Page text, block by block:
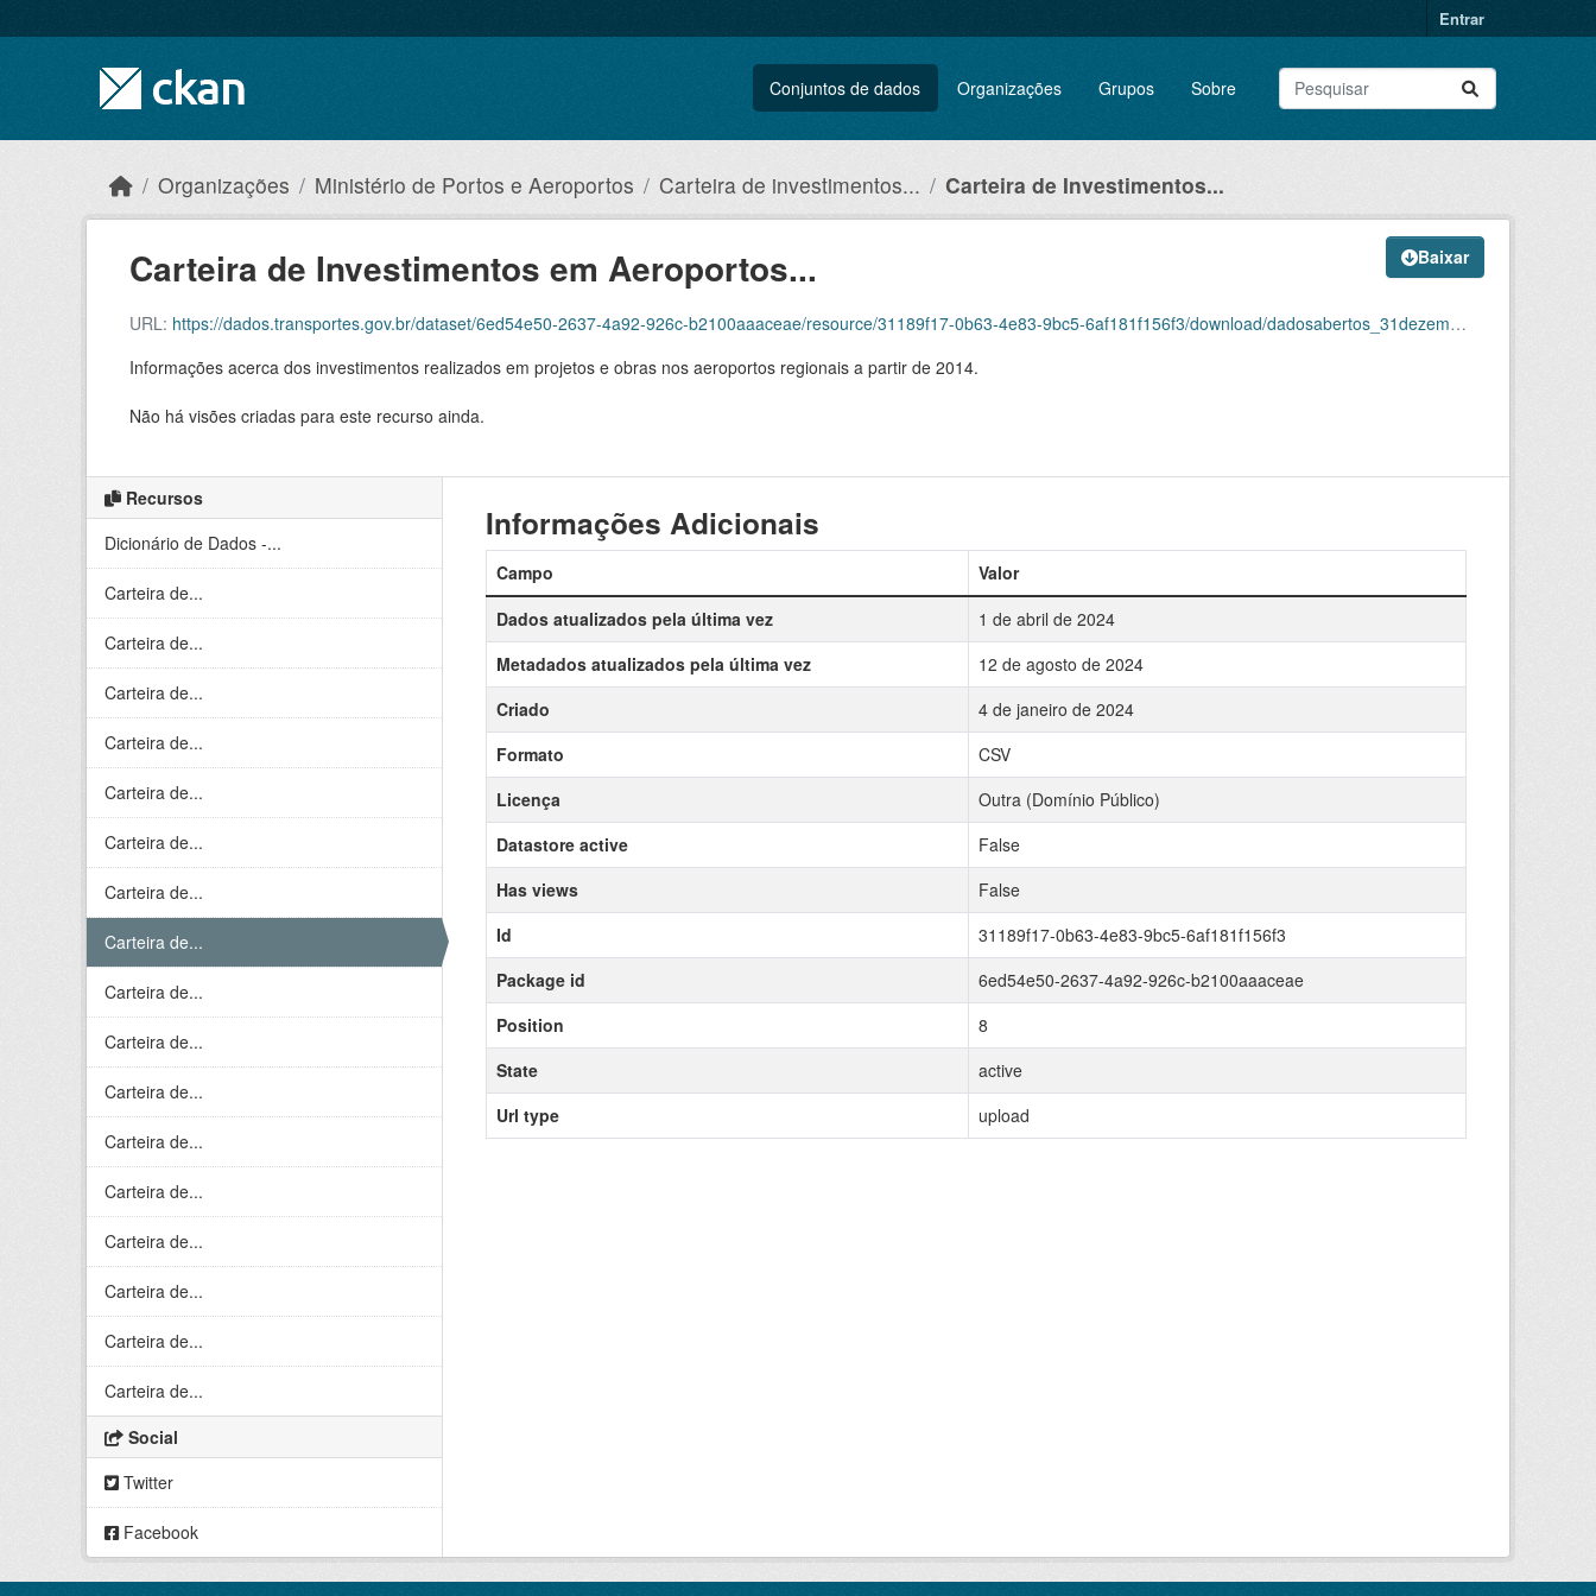
Entrar
Conjuntos de dados Organizações Grupos Sobre
Organizações Ministério de Portos e Aeroportos Carteira de investimentos... Carteira de Investimentos...
Baixar
Carteira de Investimentos em Aeroportos...
URL: https://dados.transportes.gov.br/dataset/6ed54e50-2637-4a92-926c-b2100aaaceae/resource/31189f17-0b63-4e83-9bc5-6af181f156f3/download/dadosabertos_31dezembro2023corrigido.csv
Informações acerca dos investimentos realizados em projetos e obras nos aeroportos regionais a partir de 2014.
Não há visões criadas para este recurso ainda.
Recursos
Dicionário de Dados -...
Carteira de...
Carteira de...
Carteira de...
Carteira de...
Carteira de...
Carteira de...
Carteira de...
Carteira de...
Carteira de...
Carteira de...
Carteira de...
Carteira de...
Carteira de...
Carteira de...
Carteira de...
Carteira de...
Carteira de...
Social
Twitter
Facebook
Informações Adicionais
Campo
Valor
Dados atualizados pela última vez
1 de abril de 2024
Metadados atualizados pela última vez
12 de agosto de 2024
Criado
4 de janeiro de 2024
Formato
CSV
Licença
Outra (Domínio Público)
Datastore active
False
Has views
False
Id
31189f17-0b63-4e83-9bc5-6af181f156f3
Package id
6ed54e50-2637-4a92-926c-b2100aaaceae
Position
8
State
active
Url type
upload